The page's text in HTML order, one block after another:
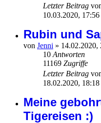
Letzter Beitrag
10.03.2020, 17:56
Rubin und
von Jenni » 14.02.2020,
10 Antworten
11169 Zugriffe
Letzter Beitrag
18.02.2020, 18:18
Meine
Tigereisen :)